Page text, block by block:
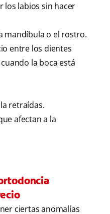
los labios sin hacer
mandíbula o el rostro.
entre los dientes
la boca está
retraídas.
afectan a la
ciertas anomalías